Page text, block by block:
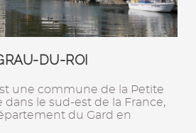
DU-ROI
une commune de la Petite
dans le sud-est de la France,
du Gard en